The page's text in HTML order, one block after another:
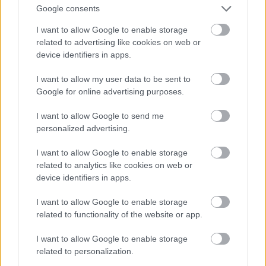
Google consents
I want to allow Google to enable storage
related to advertising like cookies on web or
device identifiers in apps.
I want to allow my user data to be sent to
Google for online advertising purposes.
I want to allow Google to send me
personalized advertising.
I want to allow Google to enable storage
related to analytics like cookies on web or
device identifiers in apps.
I want to allow Google to enable storage
related to functionality of the website or app.
I want to allow Google to enable storage
related to personalization.
gyomromat tehat a szervezetem tiltakozik ellenuk
hogy egyem.
P.Elliot
@Csodabogár: Ezen meg sosem gondolkodtam el
hogy olyan helyre ne menjek a/ sziget/ ahonnan nem
tudnek hazamenni.
Mindenesetre elgondolkodtato, van igazsagod, foleg
hazaer az ember egyszer de ha viz veszi korul akkor
torheti a fejet hogy most mi lesz vele....